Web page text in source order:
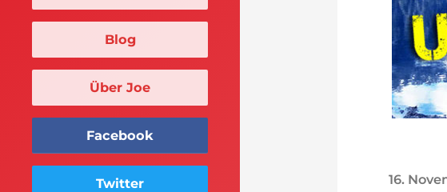
Blog
Über Joe
Facebook
Twitter 16.